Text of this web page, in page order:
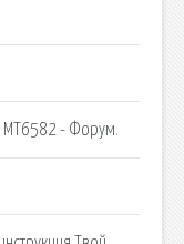
MT6582 - Форум.